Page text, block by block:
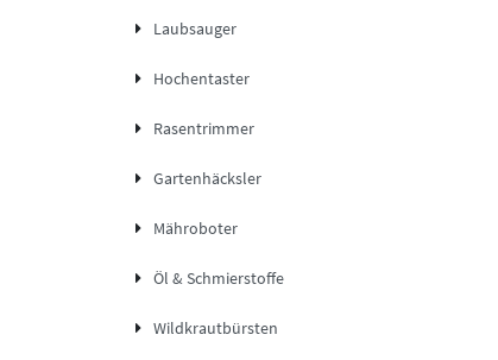
Laubsauger
Hochentaster
Rasentrimmer
Gartenhäcksler
Mähroboter
Öl & Schmierstoffe
Wildkrautbürsten